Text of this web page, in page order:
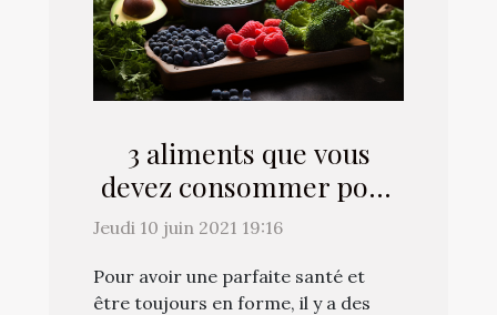
3 aliments que vous
devez consommer pour
votre santé
Jeudi 10 juin 2021 19:16
Pour avoir une parfaite santé et
être toujours en forme, il y a des